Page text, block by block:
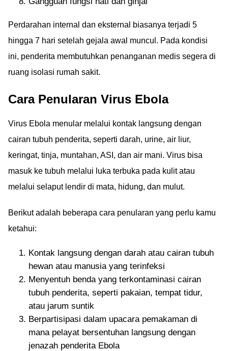
Perdarahan internal dan eksternal biasanya terjadi 5
hingga 7 hari setelah gejala awal muncul. Pada kondisi
ini, penderita membutuhkan penanganan medis segera di
ruang isolasi rumah sakit.
Cara Penularan Virus Ebola
Virus Ebola menular melalui kontak langsung dengan
cairan tubuh penderita, seperti darah, urine, air liur,
keringat, tinja, muntahan, ASI, dan air mani. Virus bisa
masuk ke tubuh melalui luka terbuka pada kulit atau
melalui selaput lendir di mata, hidung, dan mulut.
Berikut adalah beberapa cara penularan yang perlu kamu
ketahui:
Kontak langsung dengan darah atau cairan tubuh
hewan atau manusia yang terinfeksi
Menyentuh benda yang terkontaminasi cairan
tubuh penderita, seperti pakaian, tempat tidur,
atau jarum suntik
Berpartisipasi dalam upacara pemakaman di
mana pelayat bersentuhan langsung dengan
jenazah penderita Ebola